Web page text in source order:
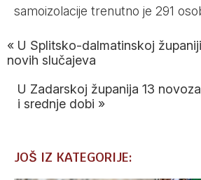
samoizolacije trenutno je 291
« U Splitsko-dalmatinskoj
novih slučajeva
U Zadarskoj županija 13
i srednje dobi »
JOŠ IZ KATEGORIJE: